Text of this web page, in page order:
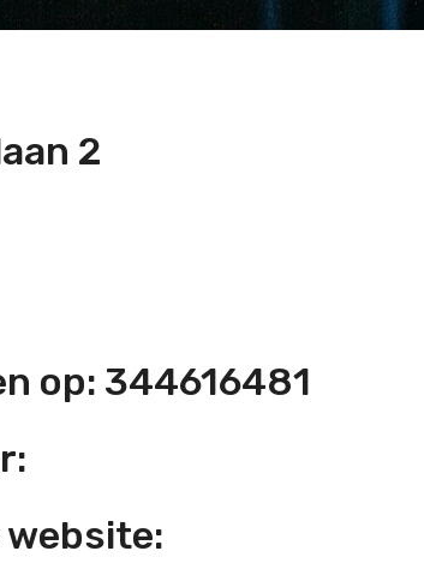
2
op: 344616481
website: